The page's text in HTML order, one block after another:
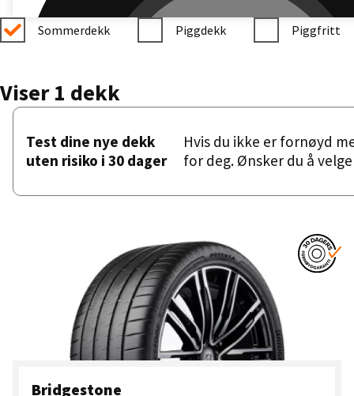
Sommerdekk Piggdekk Piggfritt
Viser 1 dekk
Test dine nye dekk
uten risiko i 30 dager
Hvis du ikke er fornøyd
for deg. Ønsker du å
Bridgestone